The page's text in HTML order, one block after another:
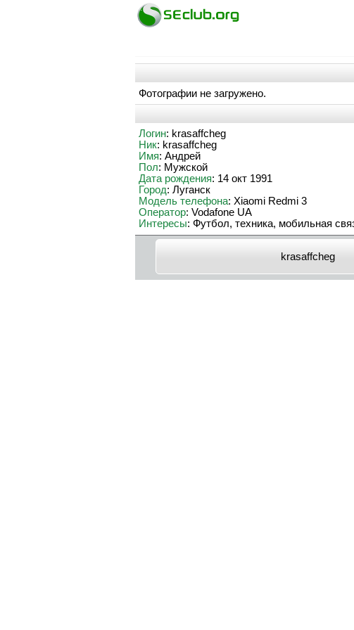
Фотографии не загружено.
Логин: krasaffcheg
Ник: krasaffcheg
Имя: Андрей
Пол: Мужской
Дата рождения: 14 окт 1991
Город: Луганск
Модель телефона: Xiaomi Redmi 3
Оператор: Vodafone UA
Интересы: Футбол, техника, мобильная
krasaffcheg